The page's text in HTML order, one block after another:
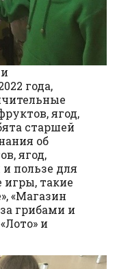
года,
ягод,
старшей
об
ягод,
и пользе для
игры, такие
«Магазин
грибами и
и